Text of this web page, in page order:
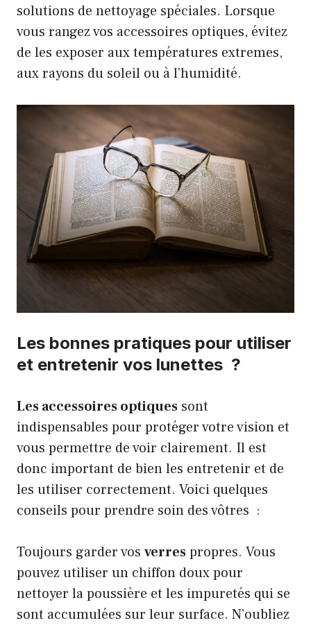
solutions de nettoyage spéciales. Lorsque
vous rangez vos accessoires optiques, évitez
de les exposer aux températures extremes,
aux rayons du soleil ou à l’humidité.
Les bonnes pratiques pour utiliser
et entretenir vos lunettes ?
Les accessoires optiques sont
indispensables pour protéger votre vision et
vous permettre de voir clairement. Il est
donc important de bien les entretenir et de
les utiliser correctement. Voici quelques
conseils pour prendre soin des vôtres :
Toujours garder vos verrespropres. Vous
pouvez utiliser un chiffon doux pour
nettoyer la poussière et les impuretés qui se
sont accumulées sur leur surface. N’oubliez